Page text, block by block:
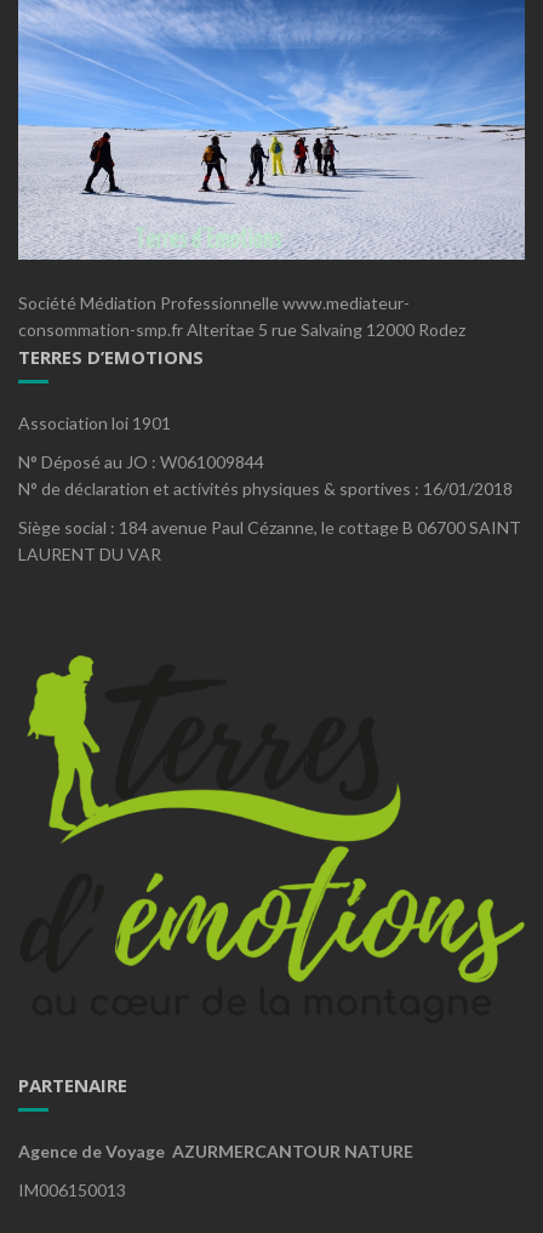
Société Médiation Professionnelle www.mediateur-
consommation-smp.fr Alteritae 5 rue Salvaing 12000 Rodez
TERRES D’EMOTIONS
Association loi 1901
N° Déposé au JO : W061009844
N° de déclaration et activités physiques & sportives : 16/01/2018
Siège social : 184 avenue Paul Cézanne, le cottage B 06700 SAINT
LAURENT DU VAR
PARTENAIRE
Agence de Voyage AZURMERCANTOUR NATURE
IM006150013